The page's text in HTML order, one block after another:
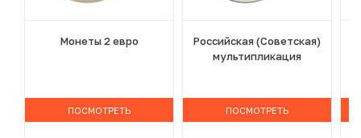
Монеты 2 евро
ПОСМОТРЕТЬ
Российская (Советская)
мультипликация
ПОСМОТРЕТЬ